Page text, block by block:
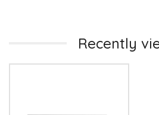
Recently